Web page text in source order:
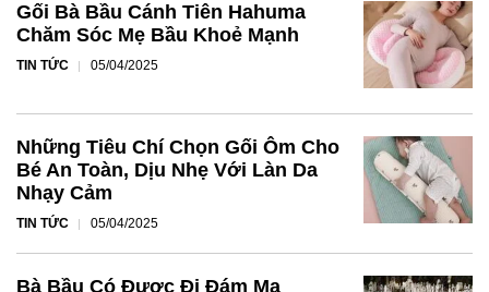
Gối Bà Bầu Cánh Tiên Hahuma
Chăm Sóc Mẹ Bầu Khoẻ Mạnh
TIN TỨC 05/04/2025
Những Tiêu Chí Chọn Gối Ôm Cho
Bé An Toàn, Dịu Nhẹ Với Làn Da
Nhạy Cảm
TIN TỨC 05/04/2025
Bà Bầu Có Được Đi Đám Ma